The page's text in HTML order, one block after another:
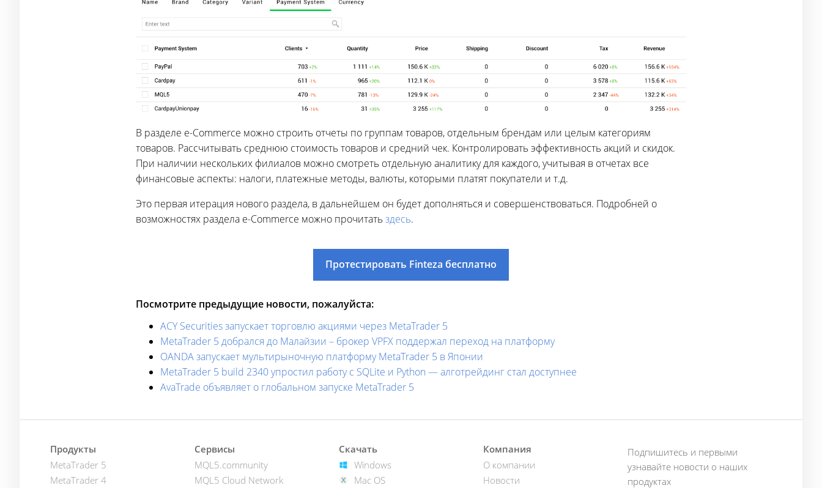
В разделе e-Commerce можно строить отчеты по группам товаров, отдельным брендам или целым категориям
товаров. Рассчитывать среднюю стоимость товаров и средний чек. Контролировать эффективность акций и скидок.
При наличии нескольких филиалов можно смотреть отдельную аналитику для каждого, учитывая в отчетах все
финансовые аспекты: налоги, платежные методы, валюты, которыми платят покупатели и т.д.
Это первая итерация нового раздела, в дальнейшем он будет дополняться и совершенствоваться. Подробней о
возможностях раздела e-Commerce можно прочитатьздесь.
Протестировать Finteza бесплатно
Посмотрите предыдущие новости, пожалуйста:
ACY Securities запускает торговлю акциями через MetaTrader 5
MetaTrader 5 добрался до Малайзии – брокер VPFX поддержал переход на платформу
OANDA запускает мультирыночную платформу MetaTrader 5 в Японии
MetaTrader 5 build 2340 упростил работу с SQLite и Python — алготрейдинг стал доступнее
AvaTrade объявляет о глобальном запуске MetaTrader 5
Продукты
MetaTrader 5
MetaTrader 4
Сервисы
MQL5.community
MQL5 Cloud Network
Скачать
Windows
Mac OS
Компания
О компании
Новости
Подпишитесь и первыми
узнавайте новости о наших
продуктах